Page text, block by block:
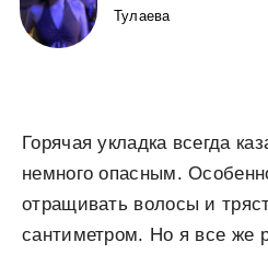
Тулаева
Горячая укладка всегда
немного опасным.
отращивать волосы и
сантиметром. Но я все же